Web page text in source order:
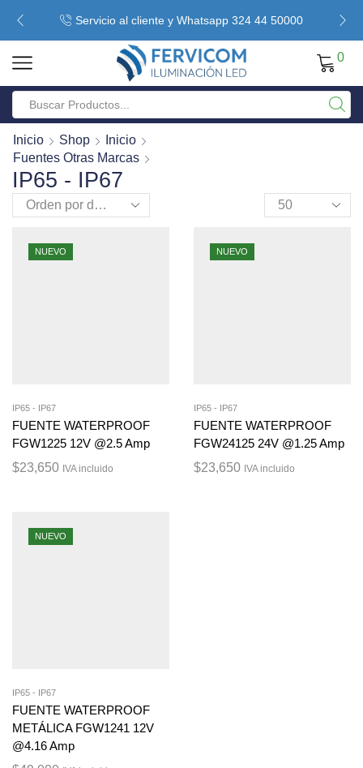
Servicio al cliente y Whatsapp 324 44 50000
0
Inicio Shop
Inicio
Fuentes Otras Marcas
IP65 - IP67
NUEVO
IP65 - IP67
FUENTE WATERPROOF
FGW1225 12V @2.5 Amp
$23,650 IVA incluido
NUEVO
IP65 - IP67
FUENTE WATERPROOF
FGW24125 24V @1.25 Amp
$23,650 IVA incluido
NUEVO
IP65 - IP67
FUENTE WATERPROOF
METÁLICA FGW1241 12V
@4.16 Amp